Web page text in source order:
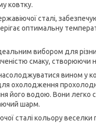
ковтку.
сталі,
оптимальну
вибором для
смаку, створюючи
вином у
охолодження
його водою. Вони легко
шарм.
сталі кольору